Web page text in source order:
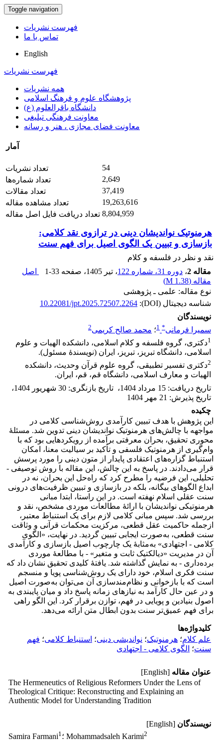
Toggle navigation
فهرست نشریات
تماس با ما
English
فهرست نشریات
همه نشریات
پژوهشگاه علوم و فرهنگ اسلامی
دانشگاه باقرالعلوم (ع)
معاونت فرهنگی تبلیغی
معاونت فضای مجازی ، هنر و رسانه
آمار
تعداد نشریات
54
تعداد شماره‌ها
2,649
تعداد مقالات
37,419
تعداد مشاهده مقاله
19,263,616
تعداد دریافت فایل اصل مقاله 8,804,959
هرمنوتیک نواندیشان دینی در ترازوی نقد کلامی:
بازسازی و ‏تبیین یک الگوی اصیل برای فهم سنت
نقد و نظر در فلسفه و کلام
مقاله 2
، دوره 31، شماره 122 ، تیر 1405 ، صفحه 1-33
اصل
مقاله (1.38 M
)
نوع مقاله: علمی ـ پژوهشی
شناسه دیجیتال (DOI):
10.22081/jpt.2025.72507.2264
نویسندگان
سمیرا فرمانی*
1؛ محمد صالح کریمی2
1دکتری، گروه فلسفه و کلام اسلامی، دانشکده الهیات و علوم
اسلامی، دانشگاه تبریز، تبریز، ایران (نویسندهٔ مسئول).‏
2دکتری تفسیر تطبیقی، گروه علوم قرآن وحدیث، دانشکده
الهیات و معارف اسلامی، دانشگاه قم، قم، ایران.
تاریخ دریافت: 15 مرداد 1404 ، تاریخ بازنگری: 30 شهریور 1404
،
تاریخ پذیرش: 21 مهر 1404
چکیده
این پژوهش با هدف تبیین کارآمدی روش‌شناسی کلامی در
مواجهه با چالش‌های هرمنوتیک نواندیشان دینی تدوین شد. مسئلۀ
محوری تحقیق، بحران معرفتی برآمده از رویکردهایی بود که با
وام‌گیری از هرمنوتیک فلسفی و تأکید بر سیالیت معنا، امکان
استنباط گزاره‌های اعتقادی پایدار از متون دینی را مورد پرسش
قرار می‌دادند. در پاسخ به این چالش، این مقاله با روش توصیفی -
تحلیلی، این فرضیه را مطرح کرد که راه‌حل این بحران، نه در
ابداع الگوهای بیگانه، بلکه در بازسازی و تبیین ظرفیت‌های درونی
سنت عقلی اسلام نهفته است. در این راستا، ابتدا مبانی
هرمنوتیکی نواندیشان با ارائۀ مطالعات موردی مشخص، نقد و
بررسی شد. سپس مبانی کلامی لازم برای یک استنباط معتبر،
ازجمله حاکمیت عقل قطعی، مرکزیت محکمات قرآنی و وثاقت
سنت قطعی، به‌صورت ایجابی تبیین گردید. در نهایت، «الگوی
کلامی - اجتهادی» به‌مثابۀ یک چارچوب اصیل بازسازی و کارآمدی
آن در مدیریت «دیالکتیک ثابت و متغیر» - با مطالعۀ موردی
برده‌داری - به نمایش گذاشته شد. یافتۀ کلیدی تحقیق نشان داد که
سنت فکری اسلام، خود دارای یک روش‌شناسی پویا و منسجم
است که با بازخوانی و نظام‌مندسازی آن می‌توان به‌صورت اصیل
و در عین حال کارآمد به نیازهای زمانه پاسخ داد و میان پایبندی به
اصول بنیادین و پویایی در فهم، توازن برقرار کرد. این الگو راهی
برای فهم عمیق‌تر سنت بدون ابطال متن ارائه می‌دهد.
کلیدواژه‌ها
علم کلام؛ هرمنوتیک؛ ‏نواندیشی دینی؛ استنباط ‏کلامی؛ فهم
سنت؛ الگوی ‏کلامی - اجتهادی
عنوان مقاله [English]
The Hermeneutics of Religious Reformers Under the Lens of
‎Theological Critique: Reconstructing and Explaining an
‎Authentic Model for Understanding Tradition
نویسندگان [English]
Samira Farmani1 ؛ Mohammadsaleh Karimi2